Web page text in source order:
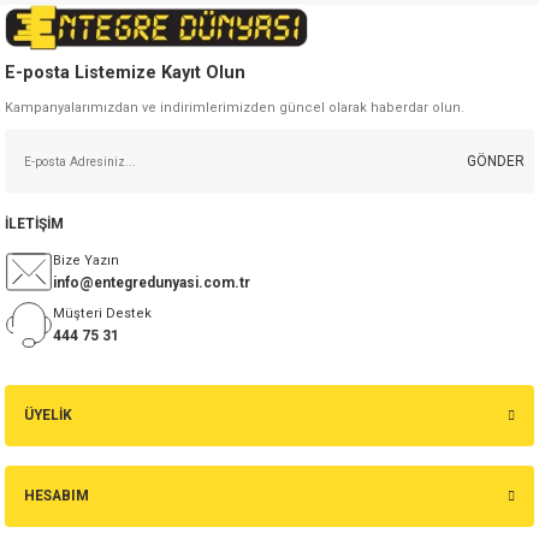
Gönder
E-posta Listemize Kayıt Olun
Kampanyalarımızdan ve indirimlerimizden güncel olarak haberdar olun.
GÖNDER
ÜYELİK
HESABIM
İLETİŞİM
Bize Yazın
info@entegredunyasi.com.tr
Müşteri Destek
444 75 31